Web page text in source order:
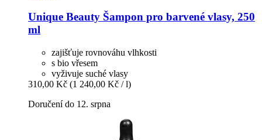
Unique Beauty Šampon pro barvené vlasy, 250
ml
zajišťuje rovnováhu vlhkosti
s bio vřesem
vyživuje suché vlasy
310,00 Kč (1 240,00 Kč / l)
Doručení do 12. srpna